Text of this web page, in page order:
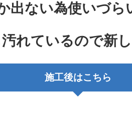
出ない為使いづら
汚れているので新
施工後はこちら